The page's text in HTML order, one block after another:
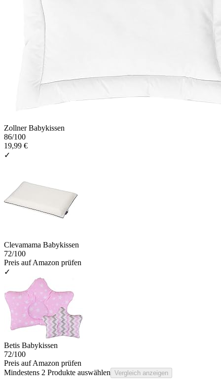
Zollner Babykissen
86/100
19,99 €
✓
Clevamama Babykissen
72/100
Preis auf Amazon prüfen
✓
Betis Babykissen
72/100
Preis auf Amazon prüfen
Mindestens 2 Produkte auswählen Vergleich anzeigen